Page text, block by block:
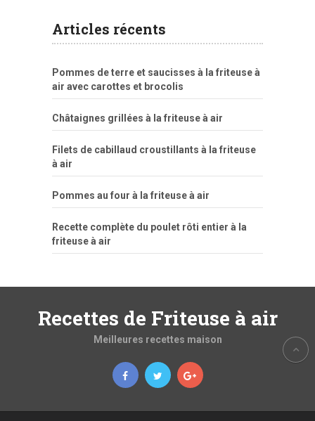
Articles récents
Pommes de terre et saucisses à la friteuse à
air avec carottes et brocolis
Châtaignes grillées à la friteuse à air
Filets de cabillaud croustillants à la friteuse
à air
Pommes au four à la friteuse à air
Recette complète du poulet rôti entier à la
friteuse à air
Recettes de Friteuse à air
Meilleures recettes maison